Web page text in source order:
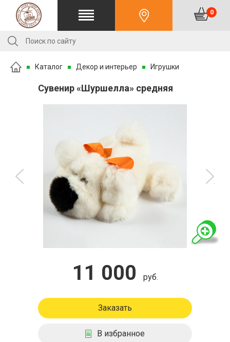
0
Каталог Декор и интерьер Игрушки
Сувенир «Шуршелла» средняя
11 000 руб.
Заказать
В избранное